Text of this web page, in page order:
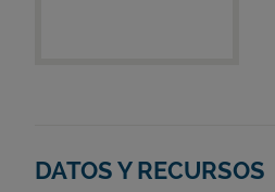
DATOS Y RECURSOS